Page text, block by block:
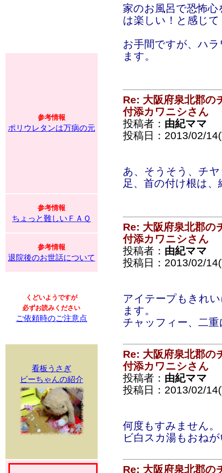
参考情報
ポリウレタンは万病の元
参考情報
ちょっと難しいＦＡＱ
参考情報
退院後のお世話について
くどいようですが
必ずお読みください
ご依頼時のご注意点
看板うさぎ
ビーちゃんの紹介
家のお風呂で恐怖
は楽しい！と感じ
お手間ですが、ハ
ます。
Re: 大阪府泉北郡の
付添カワニシさん
投稿者： 由紀ママ
投稿日：2013/02/
あ、そうそう、チ
足、首の付け根は
Re: 大阪府泉北郡の
付添カワニシさん
投稿者： 由紀ママ
投稿日：2013/02/
アイテープもきれ
ます。
チャッフィー、二
Re: 大阪府泉北郡の
付添カワニシさん
投稿者： 由紀ママ
投稿日：2013/02/
何度もすみません。
ビ白スカ湯もおね
Re: 大阪府泉北郡の